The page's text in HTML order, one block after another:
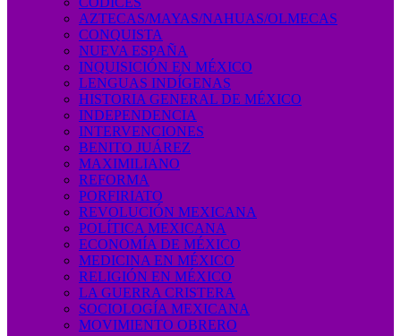
AZTECAS/MAYAS/NAHUAS/OLMECAS
CONQUISTA
NUEVA ESPAÑA
INQUISICIÓN EN MÉXICO
LENGUAS INDÍGENAS
HISTORIA GENERAL DE MÉXICO
INDEPENDENCIA
INTERVENCIONES
BENITO JUÁREZ
MAXIMILIANO
REFORMA
PORFIRIATO
REVOLUCIÓN MEXICANA
POLÍTICA MEXICANA
ECONOMÍA DE MÉXICO
MEDICINA EN MÉXICO
RELIGIÓN EN MÉXICO
LA GUERRA CRISTERA
SOCIOLOGÍA MEXICANA
MOVIMIENTO OBRERO